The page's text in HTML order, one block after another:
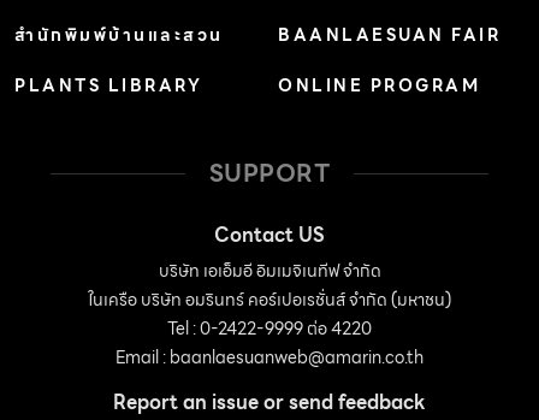
สำนักพิมพ์บ้านและสวน
PLANTS LIBRARY
BAANLAESUAN FAIR
ONLINE PROGRAM
SUPPORT
Contact US
บริษัท เอเอ็มอี อิมเมจิเนทีฟ จำกัด
ในเครือ บริษัท อมรินทร์ คอร์เปอเรชั่นส์ จำกัด (มหาชน)
Tel : 0-2422-9999 ต่อ 4220
Email :baanlaesuanweb@amarin.co.th
Report an issue or send feedback